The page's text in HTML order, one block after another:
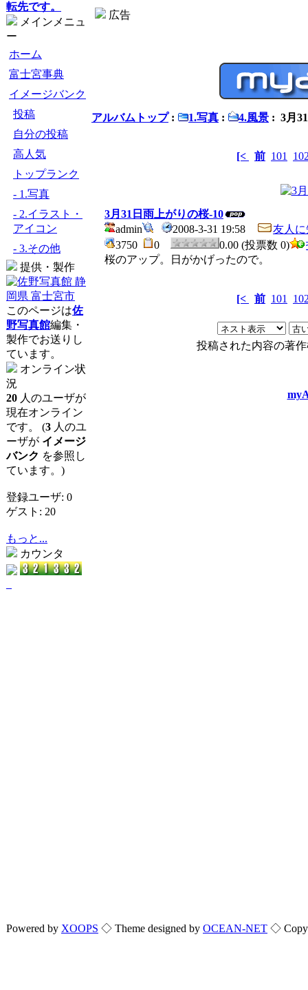
転先です。
メインメニュ
ー
ホーム
富士宮事典
イメージバンク
投稿
自分の投稿
高人気
トップランク
- 1.写真
- 2.イラスト・
アイコン
- 3.その他
提供・製作
このページは佐
野写真館編集・
製作でお送りし
ています。
オンライン状
況
20 人のユーザが
現在オンライン
です。 (3 人のユ
ーザが イメージ
バンク を参照し
ています。)
登録ユーザ: 0
ゲスト: 20
もっと...
カウンタ
広告
アルバムトップ: 1.写真 : 4.風景 : 3月
[< 前 101
3月31日雨上がりの桜-10
admin
2008-3-31 19:58
友人
3750
0 0.00 (投票数 0)
桜のアップ。日がかげったので。
[< 前 101
投稿された内容の著
Powered by XOOPS ◇ Theme designed by OCEAN-NET ◇